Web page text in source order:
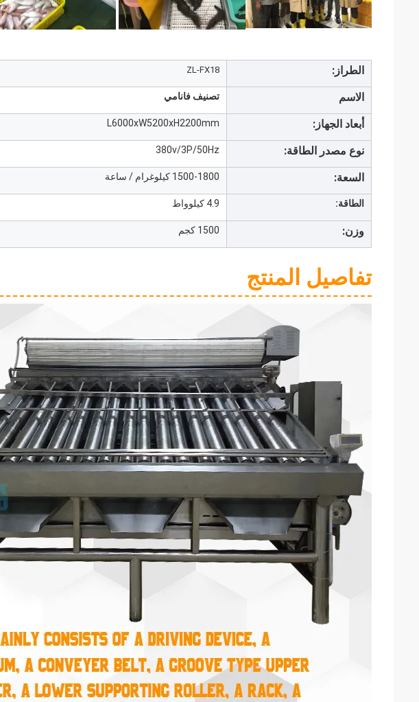
الطراز: ZL-FX18
الاسم تصنيف فانامي
أبعاد الجهاز: L6000xW5200xH2200mm
نوع مصدر الطاقة: 380v/3P/50Hz
السعة: 1500-1800 كيلوغرام / ساعة
الطاقة: 4.9 كيلوواط
وزن: 1500 كجم
تفاصيل المنتج